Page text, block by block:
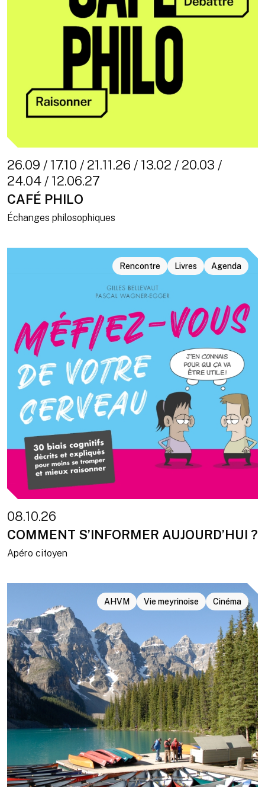
26.09 / 17.10 / 21.11.26 / 13.02 / 20.03 /
24.04 / 12.06.27
CAFÉ PHILO
Échanges philosophiques
Rencontre Livres Agenda
08.10.26
COMMENT S’INFORMER AUJOURD’HUI ?
Apéro citoyen
AHVM Vie meyrinoise Cinéma